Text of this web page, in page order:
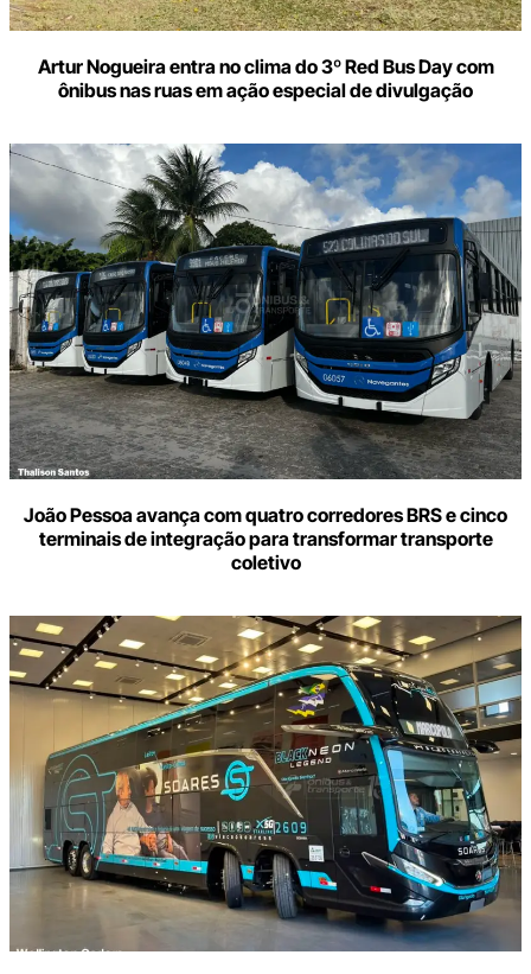
Artur Nogueira entra no clima do 3º Red Bus Day com
ônibus nas ruas em ação especial de divulgação
João Pessoa avança com quatro corredores BRS e cinco
terminais de integração para transformar transporte
coletivo